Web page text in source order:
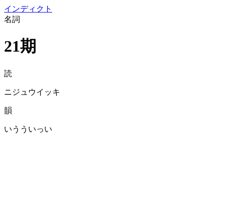
インディクト
名詞
21期
読
ニジュウイッキ
韻
いうういっい